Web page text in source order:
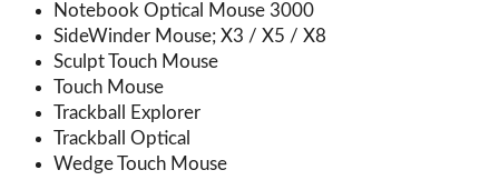
Notebook Optical Mouse 3000
SideWinder Mouse; X3 / X5 / X8
Sculpt Touch Mouse
Touch Mouse
Trackball Explorer
Trackball Optical
Wedge Touch Mouse